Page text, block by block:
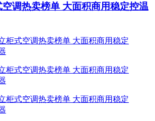
空调热卖榜单 大面积商用稳定控温